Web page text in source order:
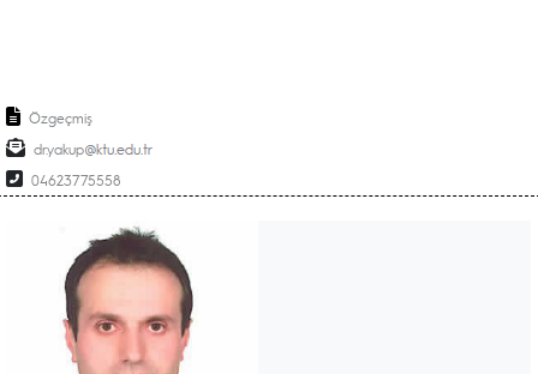
Özgeçmiş
dr.yakup
04623775558